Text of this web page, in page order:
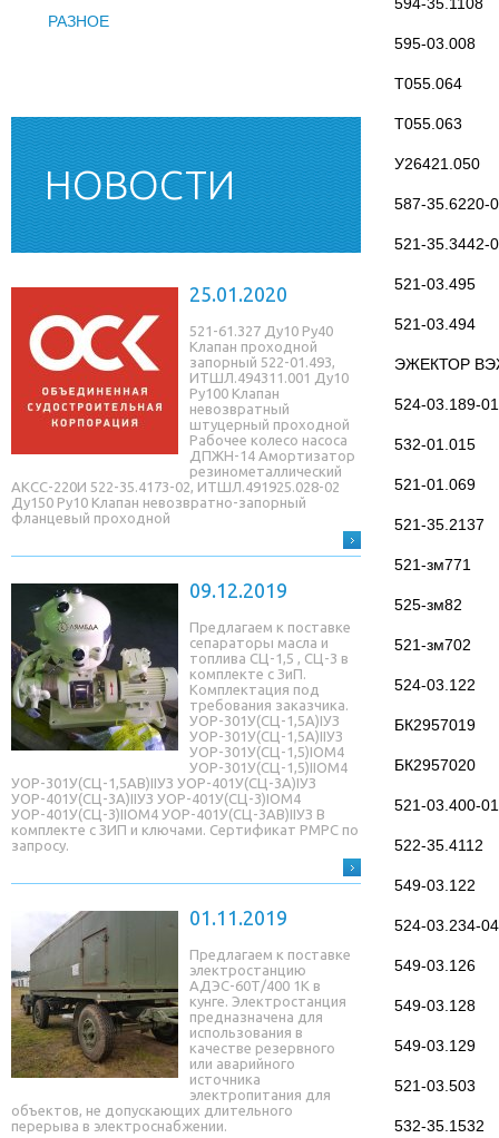
РАЗНОЕ
НОВОСТИ
25.01.2020
521-61.327 Ду10 Ру40
Клапан проходной
запорный 522-01.493,
ИТШЛ.494311.001 Ду10
Ру100 Клапан
невозвратный
штуцерный проходной
Рабочее колесо насоса
ДПЖН-14 Амортизатор
резинометаллический
АКСС-220И 522-35.4173-02, ИТШЛ.491925.028-02
Ду150 Ру10 Клапан невозвратно-запорный
фланцевый проходной
09.12.2019
Предлагаем к поставке
сепараторы масла и
топлива СЦ-1,5 , СЦ-3 в
комплекте с ЗиП.
Комплектация под
требования заказчика.
УОР-301У(СЦ-1,5A)IУЗ
УОР-301У(СЦ-1,5A)IIУЗ
УОР-301У(СЦ-1,5)IОМ4
УОР-301У(СЦ-1,5)IIОМ4
УОР-301У(СЦ-1,5AB)IIУЗ УОР-401У(СЦ-3A)IУЗ
УОР-401У(СЦ-3A)IIУЗ УОР-401У(СЦ-3)IОМ4
УОР-401У(СЦ-3)IIОМ4 УОР-401У(СЦ-3AB)IIУЗ В
комплекте с ЗИП и ключами. Сертификат РМРС по
запросу.
01.11.2019
Предлагаем к поставке
электростанцию
АДЭС-60Т/400 1К в
кунге. Электростанция
предназначена для
использования в
качестве резервного
или аварийного
источника
электропитания для
объектов, не допускающих длительного
перерыва в электроснабжении.
595-03.008
Т055.064
Т055.063
У26421.050
587-35.6220-
521-35.3442-
521-03.495
521-03.494
ЭЖЕКТОР
524-03.189-01
532-01.015
521-01.069
521-35.2137
521-зм771
525-зм82
521-зм702
524-03.122
БК2957019
БК2957020
521-03.400-01
522-35.4112
549-03.122
524-03.234-04
549-03.126
549-03.128
549-03.129
521-03.503
532-35.1532